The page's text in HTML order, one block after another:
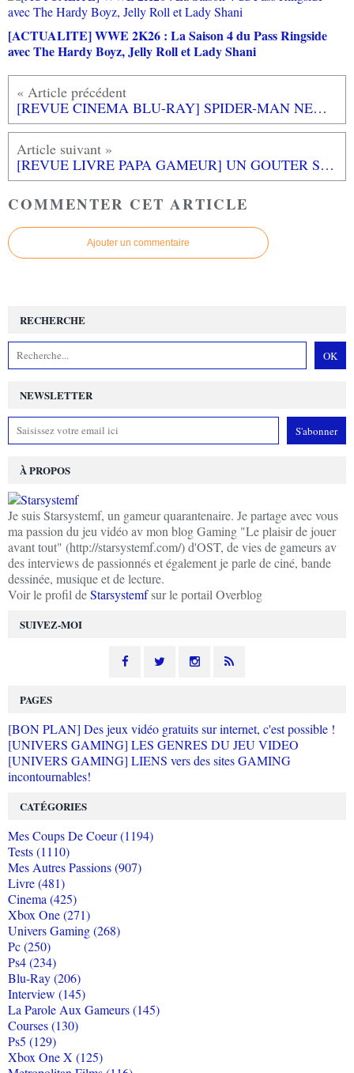
[ACTUALITE] WWE 2K26 : La Saison 4 du Pass Ringside
avec The Hardy Boyz, Jelly Roll et Lady Shani
[REVUE CINEMA BLU-RAY] SPIDER-MAN NEW GENERATION
[REVUE LIVRE PAPA GAMEUR] UN GOUTER SUR LA LUNE de Dorothée DE MONFREID aux éditions L'ECOLE DES LOISIRS
COMMENTER CET ARTICLE
Ajouter un commentaire
NEWSLETTER
SUIVEZ-MOI
RECHERCHE
À PROPOS
Je suis Starsystemf, un gameur quarantenaire. Je partage avec vous
ma passion du jeu vidéo av mon blog Gaming "Le plaisir de jouer
avant tout" (http://starsystemf.com/) d'OST, de vies de gameurs av
des interviews de passionnés et également je parle de ciné, bande
dessinée, musique et de lecture.
Voir le profil deStarsystemfsur le portail Overblog
PAGES
[BON PLAN] Des jeux vidéo gratuits sur internet, c'est possible !
[UNIVERS GAMING] LES GENRES DU JEU VIDEO
[UNIVERS GAMING] LIENS vers des sites GAMING
incontournables!
CATÉGORIES
Mes Coups De Coeur (1194)
Tests (1110)
Mes Autres Passions (907)
Livre (481)
Cinema (425)
Xbox One (271)
Univers Gaming (268)
Pc (250)
Ps4 (234)
Blu-Ray (206)
Interview (145)
La Parole Aux Gameurs (145)
Courses (130)
Ps5 (129)
Xbox One X (125)